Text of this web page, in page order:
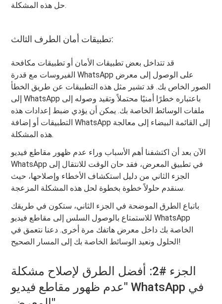
حل هذه المشكلة.
تطبيقات أمان الطرف الثالث:
قد تتداخل بعض تطبيقات الأمان أو تطبيقات مكافحة
الفيروسات مع قدرة WhatsApp على الوصول إلى معرض
الصور الخاص بك. قد تشير مثل هذه التطبيقات عن طريق الخطأ
إلى WhatsApp باعتباره خطرًا أمنيًا محتملاً وتقيد وصوله إلى
ملفات الوسائط الخاصة بك. يمكن أن يؤدي ضبط إعدادات هذه
التطبيقات أو إضافة WhatsApp إلى القائمة البيضاء إلى معالجة
هذه المشكلة.
الآن بعد أن اكتشفنا أهم الأسباب وراء عدم ظهور مقاطع فيديو
WhatsApp في تطبيق المعرض، فقد حان الوقت للانتقال إلى
الجزء الثاني من دليل استكشاف الأخطاء وإصلاحها، حيث
سنقدم حلولاً خطوة بخطوة لحل هذه المشكلة المزعجة.
باتباع الطرق الموضحة في الجزء الثاني، ستكون في طريقك
للاستمتاع بالوصول السلس إلى مقاطع فيديو WhatsApp
الخاصة بك داخل معرض هاتفك مرة أخرى. دعنا نتعمق في
الحلول ونعيد الوسائط الخاصة بك إلى المسار الصحيح!
الجزء #2: أفضل الطرق لإصلاح مشكلة
"عدم ظهور مقاطع فيديو WhatsApp في